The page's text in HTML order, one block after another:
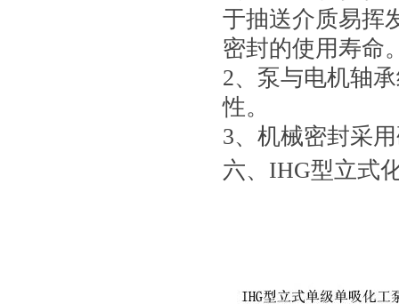
于抽送介质易挥
密封的使用寿命
2、泵与电机轴
性。
3、机械密封采
六、IHG型立式